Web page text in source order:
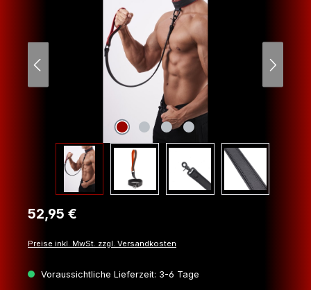
Regulärer Preis:
52,95 €
Preise inkl. MwSt. zzgl. Versandkosten
Voraussichtliche Lieferzeit: 3-6 Tage